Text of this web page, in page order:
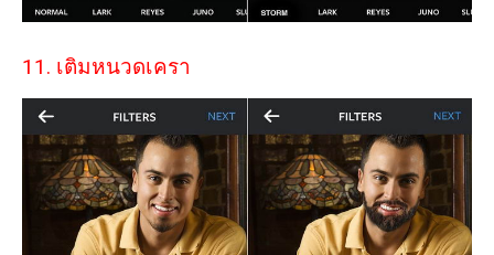
11. เติมหนวดเครา